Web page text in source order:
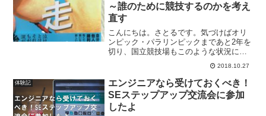
～誰のために競技するのかを考え
直す
こんにちは。さとるです。気づけばオリ
ンピック・パラリンピックまであと2年を
切り、国立競技場もこのような状況にな
っています。以前、「伴走者」書評とし
て、下記の記事を上げました。夏・マラ
ソン編についてと、作者の浅生鴨さんに
ついてはこちらの記事を...
2018.10.27
体験記
エンジニアなら受けておくべき！
SEステップアップ交流会に参加
したよ